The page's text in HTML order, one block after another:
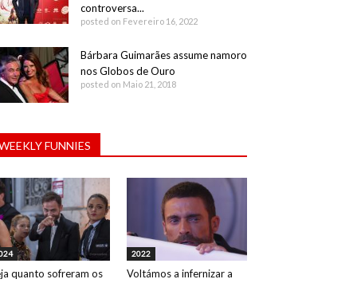
controversa...
posted on Fevereiro 16, 2022
Bárbara Guimarães assume namoro
nos Globos de Ouro
posted on Maio 21, 2018
FUNNIES
quanto sofreram os
2022
Voltámos a infernizar a